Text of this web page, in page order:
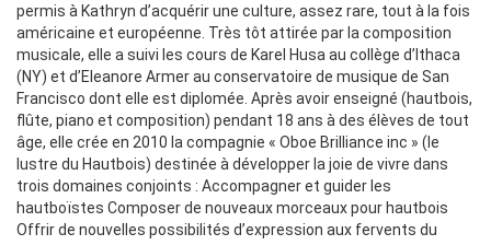
permis à Kathryn d’acquérir une culture, assez rare, tout à la fois
américaine et européenne. Très tôt attirée par la composition
musicale, elle a suivi les cours de Karel Husa au collège d’Ithaca
(NY) et d’Eleanore Armer au conservatoire de musique de San
Francisco dont elle est diplomée. Après avoir enseigné (hautbois,
flûte, piano et composition) pendant 18 ans à des élèves de tout
âge, elle crée en 2010 la compagnie « Oboe Brilliance inc » (le
lustre du Hautbois) destinée à développer la joie de vivre dans
trois domaines conjoints : Accompagner et guider les
hautboïstes Composer de nouveaux morceaux pour hautbois
Offrir de nouvelles possibilités d’expression aux fervents du